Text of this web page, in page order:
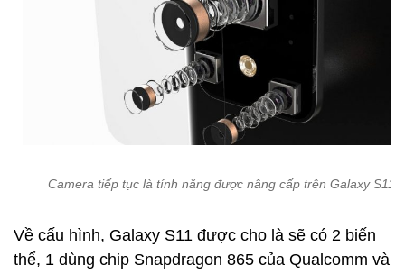
Camera tiếp tục là tính năng được nâng cấp trên Galaxy S11+
Về cấu hình, Galaxy S11 được cho là sẽ có 2 biến
thể, 1 dùng chip Snapdragon 865 của Qualcomm và